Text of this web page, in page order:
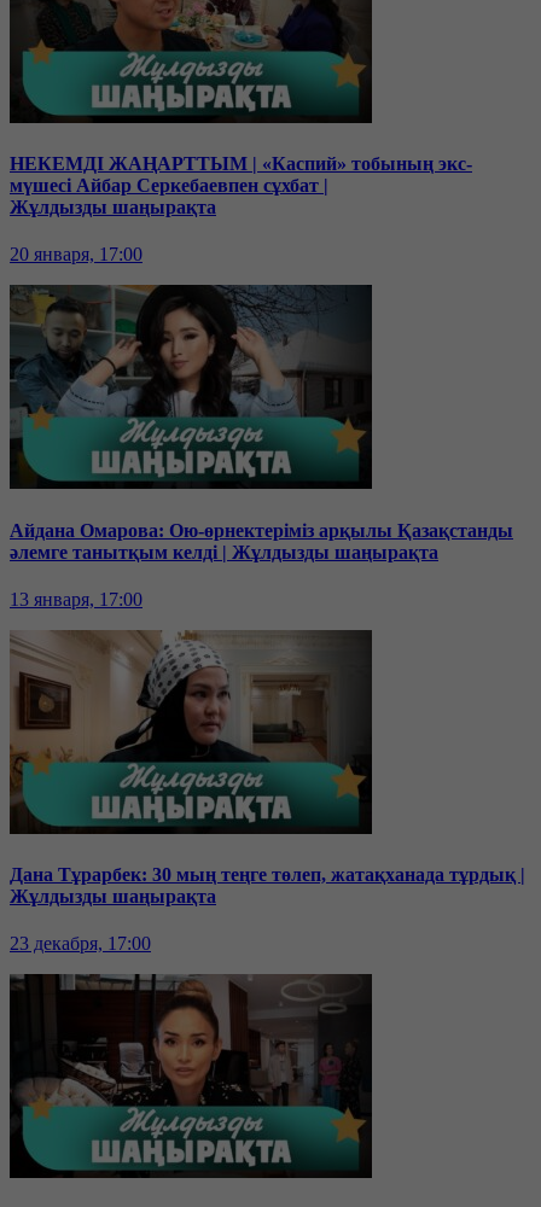
НЕКЕМДІ ЖАҢАРТТЫМ | «Каспий» тобының экс-
мүшесі Айбар Серкебаевпен сұхбат |
Жұлдызды шаңырақта
20 января, 17:00
Айдана Омарова: Ою-өрнектеріміз арқылы Қазақстанды
әлемге танытқым келді | Жұлдызды шаңырақта
13 января, 17:00
Дана Тұрарбек: 30 мың теңге төлеп, жатақханада тұрдық |
Жұлдызды шаңырақта
23 декабря, 17:00